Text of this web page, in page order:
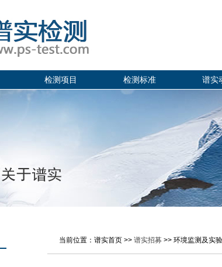
检测项目 检测标准 谱实
当前位置：谱实首页 >> 谱实招募 >> 环境监测及实